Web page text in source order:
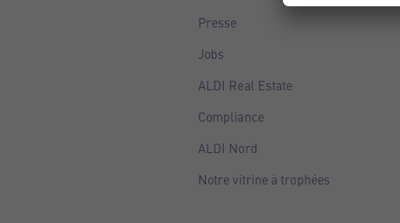
Presse
Jobs
ALDI Real Estate
Compliance
ALDI Nord
Notre vitrine à trophées